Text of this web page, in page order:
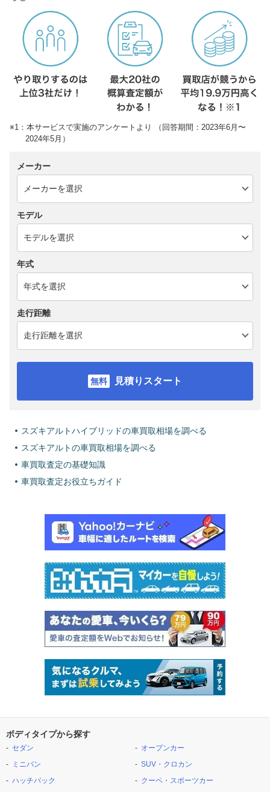
※1：本サービスで実施のアンケートより （回答期間：2023年6月〜
2024年5月）
メーカー
モデル
年式
走行距離
見積りスタート
スズキアルトハイブリッドの車買取相場を調べる
スズキアルトの車買取相場を調べる
車買取査定の基礎知識
車買取査定お役立ちガイド
ボディタイプから探す
セダン
ミニバン
ハッチバック
オープンカー
SUV・クロカン
クーペ・スポーツカー